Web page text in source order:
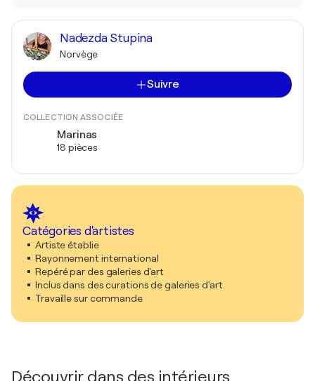
Nadezda Stupina
Norvège
Suivre
COLLECTION ASSOCIÉE
Marinas
18 pièces
Catégories d'artistes
Artiste établie
Rayonnement international
Repéré par des galeries d'art
Inclus dans des curations de galeries d'art
Travaille sur commande
Découvrir dans des intérieurs